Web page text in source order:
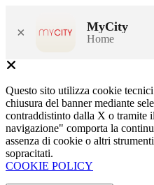
× MyCity
Home
Questo sito utilizza cookie
chiusura del banner mediante
contraddistinto dalla X o tramite
navigazione" comporta la
assenza di cookie o altri
sopracitati.
COOKIE POLICY